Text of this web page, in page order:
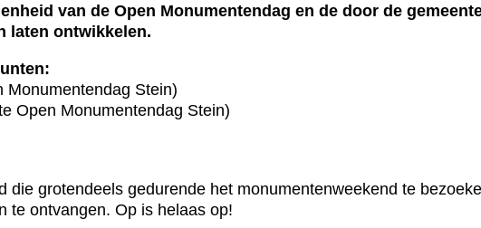
van de Open Monumentendag en de door de
laten ontwikkelen.
Monumentendag Stein)
Open Monumentendag Stein)
grotendeels gedurende het monumentenweekend te
te ontvangen. Op is helaas op!